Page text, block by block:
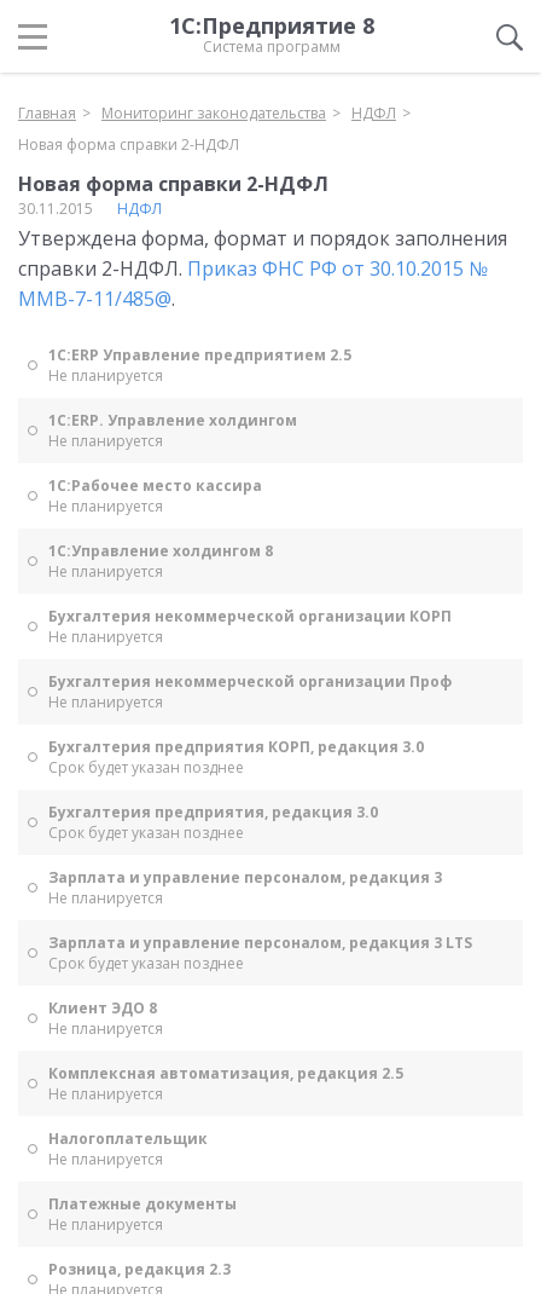
1С:Предприятие 8
Система программ
Главная Мониторинг законодательства
НДФЛ
Новая форма справки 2-НДФЛ
Новая форма справки 2-НДФЛ
30.11.2015 НДФЛ
Утверждена форма, формат и порядок заполнения
справки 2-НДФЛ. Приказ ФНС РФ от 30.10.2015 №
ММВ-7-11/485@.
1С:ERP Управление предприятием 2.5
Не планируется
1С:ERP. Управление холдингом
Не планируется
1С:Рабочее место кассира
Не планируется
1С:Управление холдингом 8
Не планируется
Бухгалтерия некоммерческой организации КОРП
Не планируется
Бухгалтерия некоммерческой организации Проф
Не планируется
Бухгалтерия предприятия КОРП, редакция 3.0
Срок будет указан позднее
Бухгалтерия предприятия, редакция 3.0
Срок будет указан позднее
Зарплата и управление персоналом, редакция 3
Не планируется
Зарплата и управление персоналом, редакция 3 LTS
Срок будет указан позднее
Клиент ЭДО 8
Не планируется
Комплексная автоматизация, редакция 2.5
Не планируется
Налогоплательщик
Не планируется
Платежные документы
Не планируется
Розница, редакция 2.3
Не планируется